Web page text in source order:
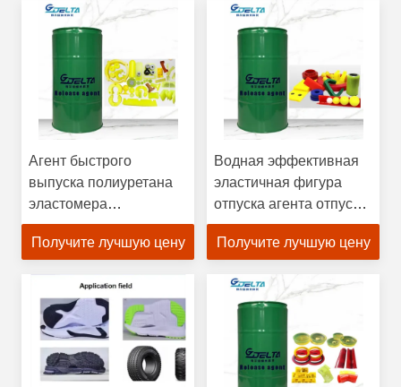
значением pH
Агент быстрого
выпуска полиуретана
эластомера
теплостойкий наиболее
хорошо использован
Получите лучшую цену
Водная эффективная
эластичная фигура
отпуска агента отпуска
прессформы
полиуретана легкая
Получите лучшую цену